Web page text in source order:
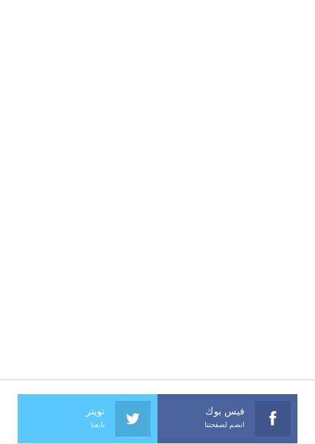
فيس بوك
انضم لصفحتنا
تويتر
تابعنا